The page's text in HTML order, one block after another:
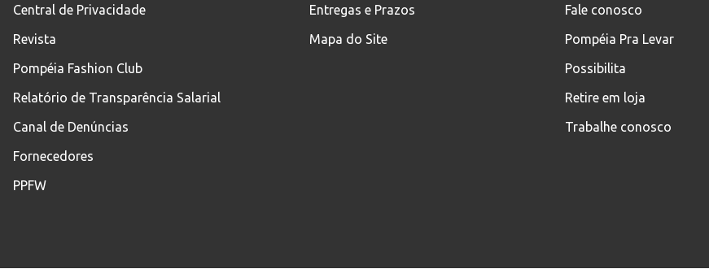
Central de Privacidade
Revista
Pompéia Fashion Club
Relatório de Transparência Salarial
Canal de Denúncias
Fornecedores
PPFW
Entregas e Prazos
Mapa do Site
Fale conosco
Pompéia Pra Levar
Possibilita
Retire em loja
Trabalhe conosco